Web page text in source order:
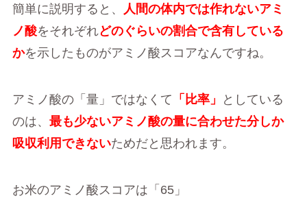
簡単に説明すると、
人間の体内では作れないアミ
ノ酸をそれぞれどのぐらいの割合で含有している
かを示したものがアミノ酸スコアなんですね。
アミノ酸の「量」ではなくて 「比率」
としている
のは、 最も少ないアミノ酸の量に合わせた分しか
吸収利用できないためだと思われます。
お米のアミノ酸スコアは「65」